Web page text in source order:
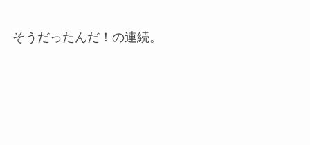
そうだったんだ！の連続。